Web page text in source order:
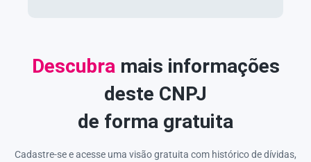
Descubra mais informações
deste CNPJ
de forma gratuita
Cadastre-se e acesse uma visão gratuita com histórico de dívidas,